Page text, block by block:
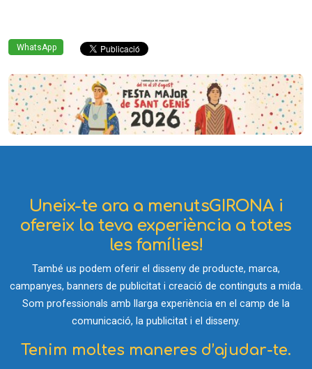
WhatsApp
Uneix-te ara a menutsGIRONA i
ofereix la teva experiència a totes
les famílies!
També us podem oferir el disseny de producte, marca,
campanyes, banners de publicitat i creació de continguts a mida.
Som professionals amb llarga experiència en el camp de la
comunicació, la publicitat i el disseny.
Tenim moltes maneres d’ajudar-te.